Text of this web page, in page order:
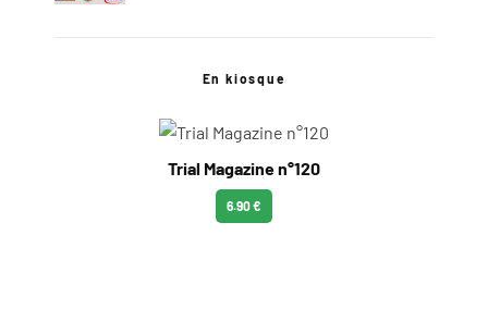
En kiosque
Trial Magazine n°120
6.90 €